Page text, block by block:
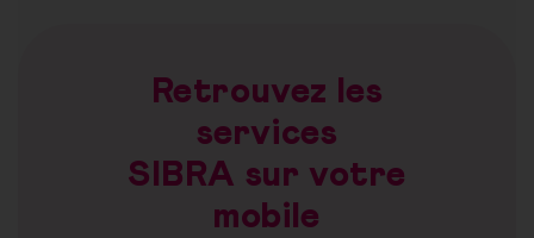
Retrouvez les
services
SIBRA sur votre
mobile